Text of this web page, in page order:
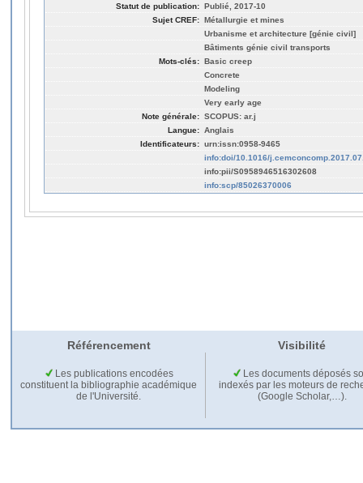
Statut de publication: Publié, 2017-10
Sujet CREF: Métallurgie et mines
Urbanisme et architecture [génie civil]
Bâtiments génie civil transports
Mots-clés: Basic creep
Concrete
Modeling
Very early age
Note générale: SCOPUS: ar.j
Langue: Anglais
Identificateurs: urn:issn:0958-9465
info:doi/10.1016/
info:pii/S0958946516302608
info:scp/85026370006
Référencement Visibilité
Les publications encodées
constituent la bibliographie académique
de l'Université.
Les documents déposés
indexés par les moteurs de
(Google Scholar,…).